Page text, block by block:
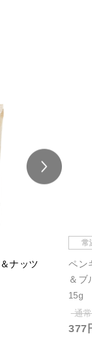
ナッツ
常
ペン
＆ブ
15g
通
377